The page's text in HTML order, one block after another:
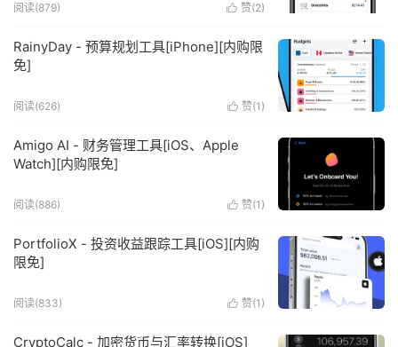
 赞(2)
阅读(879)
RainyDay - 预算规划工具[iPhone][内购限
免]
 赞(1 )
阅读(626)
Amigo AI - 财务管理工具[iOS、Apple
Watch][内购限免]
 赞(1 )
阅读(886)
PortfolioX - 投资收益跟踪工具[iOS][内购
限免]
 赞(1 )
阅读(833)
CryptoCalc - 加密货币与汇率转换[iOS]